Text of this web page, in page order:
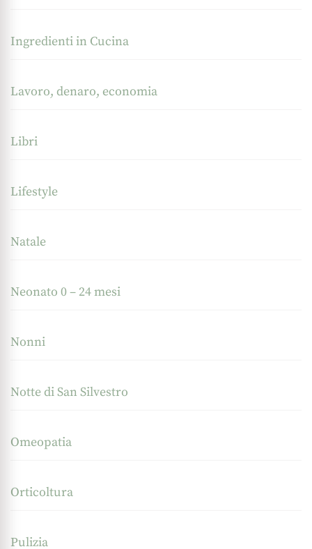
Ingredienti in Cucina
Lavoro, denaro, economia
Libri
Lifestyle
Natale
Neonato 0 – 24 mesi
Nonni
Notte di San Silvestro
Omeopatia
Orticoltura
Pulizia